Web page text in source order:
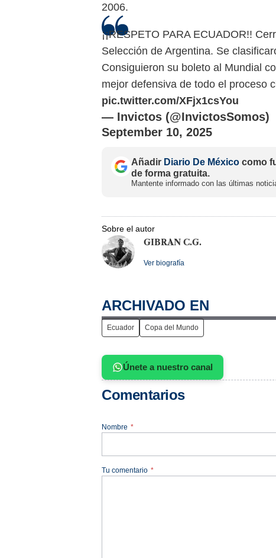
2006.
¡¡RESPETO PARA ECUADOR!!
Selección de Argentina. Se
Consiguieron su boleto al Mundial
mejor defensiva de todo el proceso
pic.twitter.com/XFjx1csYou
— Invictos (@InvictosSomos)
September 10, 2025
Añadir Diario De México como
de forma gratuita.
Mantente informado con las últimas
Sobre el autor
GIBRAN C.G.
Ver biografía
ARCHIVADO EN
Ecuador Copa del Mundo
Únete a nuestro canal
Comentarios
Nombre *
Tu comentario *